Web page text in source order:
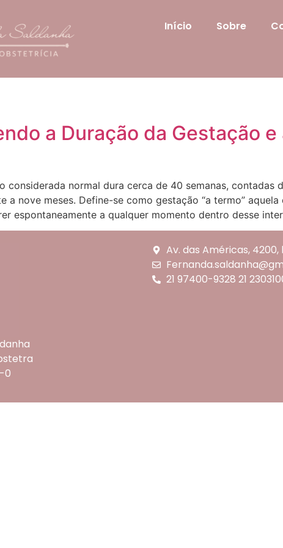
Início Sobre
a Duração da Gestação
considerada normal dura cerca de 40 semanas, contadas
a nove meses. Define-se como gestação “a termo”
espontaneamente a qualquer momento dentro desse
0
Av. das Américas, 4200,
21 97400-9328 21